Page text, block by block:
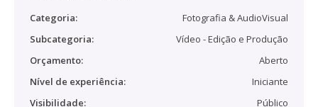
Categoria:
Fotografia & AudioVisual
Subcategoria:
Vídeo - Edição e Produção
Orçamento:
Aberto
Nível de experiência:
Iniciante
Visibilidade:
Público